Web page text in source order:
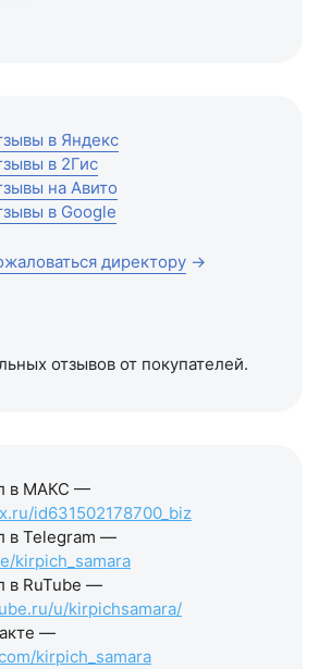
в Яндекс
в 2Гис
на Авито
в Google
директору →
отзывов от покупателей.
в МАКС —
id631502178700_biz
в Telegram —
kirpich_samara
в RuTube —
u/kirpichsamara/
—
kirpich_samara